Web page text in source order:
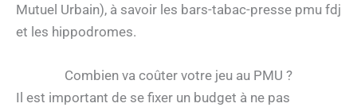
Mutuel Urbain), à savoir les bars-tabac-presse pmu fdj
et les hippodromes.
Combien va coûter votre jeu au PMU ?
Il est important de se fixer un budget à ne pas